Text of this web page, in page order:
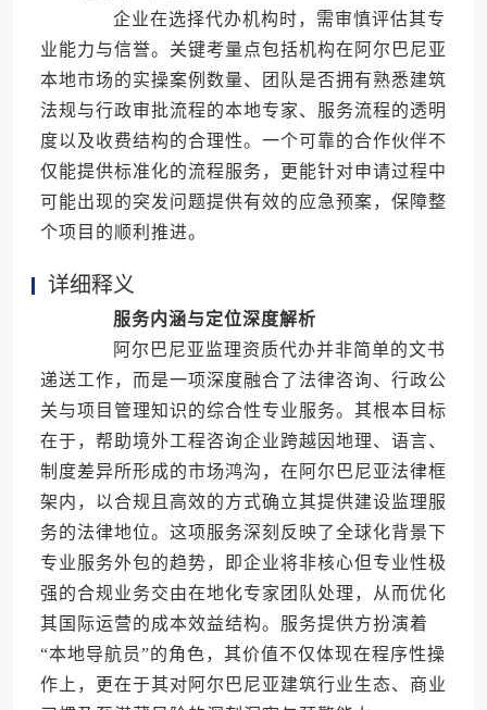
企业在选择代办机构时，需审慎评估其专
业能力与信誉。关键考量点包括机构在阿尔巴尼亚
本地市场的实操案例数量、团队是否拥有熟悉建筑
法规与行政审批流程的本地专家、服务流程的透明
度以及收费结构的合理性。一个可靠的合作伙伴不
仅能提供标准化的流程服务，更能针对申请过程中
可能出现的突发问题提供有效的应急预案，保障整
个项目的顺利推进。
详细释义
服务内涵与定位深度解析
阿尔巴尼亚监理资质代办并非简单的文书
递送工作，而是一项深度融合了法律咨询、行政公
关与项目管理知识的综合性专业服务。其根本目标
在于，帮助境外工程咨询企业跨越因地理、语言、
制度差异所形成的市场鸿沟，在阿尔巴尼亚法律框
架内，以合规且高效的方式确立其提供建设监理服
务的法律地位。这项服务深刻反映了全球化背景下
专业服务外包的趋势，即企业将非核心但专业性极
强的合规业务交由在地化专家团队处理，从而优化
其国际运营的成本效益结构。服务提供方扮演着
“本地导航员”的角色，其价值不仅体现在程序性操
作上，更在于其对阿尔巴尼亚建筑行业生态、商业